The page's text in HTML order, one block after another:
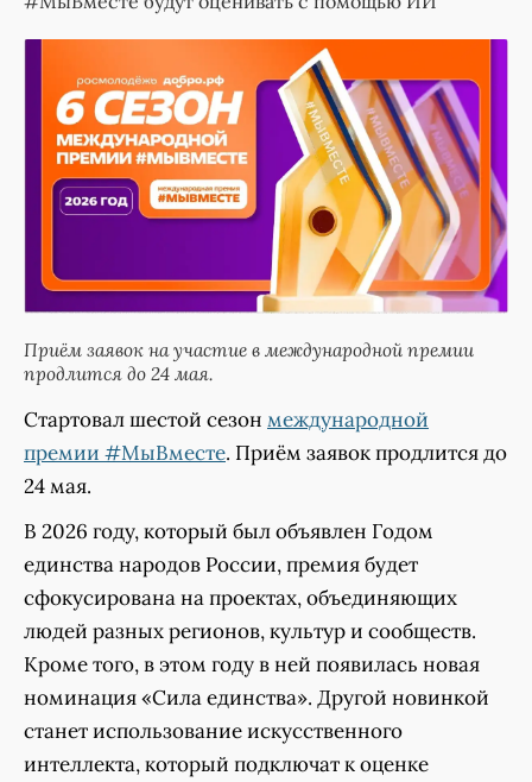
Приём заявок на участие в международной премии
продлится до 24 мая.
Стартовал шестой сезон международной
премии #МыВместе. Приём заявок продлится до
24 мая.
В 2026 году, который был объявлен Годом
единства народов России, премия будет
сфокусирована на проектах, объединяющих
людей разных регионов, культур и сообществ.
Кроме того, в этом году в ней появилась новая
номинация «Сила единства». Другой новинкой
станет использование искусственного
интеллекта, который подключат к оценке